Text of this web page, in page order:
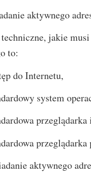
aktywnego
jakie musi
to:
do Internetu,
system
przeglądarka
przeglądarka
aktywnego